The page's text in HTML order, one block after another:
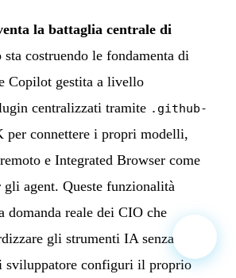
la battaglia centrale di
costruendo le fondamenta di
Copilot gestita a livello
centralizzati tramite .github-
per connettere i propri modelli,
e Integrated Browser come
agent. Queste funzionalità
domanda reale dei CIO che
gli strumenti IA senza
sviluppatore configuri il proprio